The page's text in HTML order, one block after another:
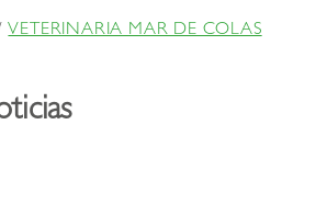
VETERINARIA MAR DE COLAS